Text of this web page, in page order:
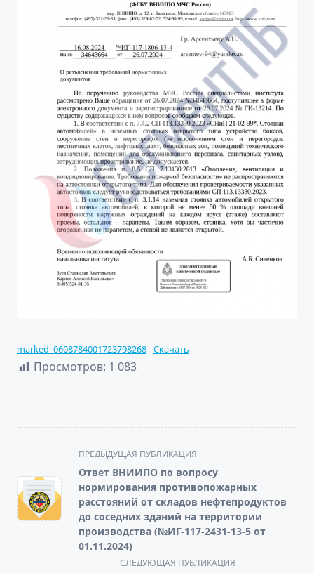
marked_0608784001723798268 Скачать
Просмотров: 1 083
subtitle
screen-
reader-
text">Page</span>
ПРЕДЫДУЩАЯ ПУБЛИКАЦИЯ
Ответ ВНИИПО по вопросу
нормирования противопожарных
расстояний от складов нефтепродуктов
до соседних зданий на территории
производства (№ИГ-117-2431-13-5 от
01.11.2024)
СЛЕДУЮЩАЯ ПУБЛИКАЦИЯ